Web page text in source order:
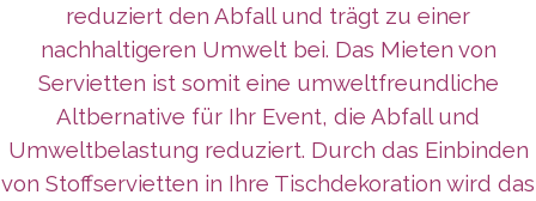
reduziert den Abfall und trägt zu einer
nachhaltigeren Umwelt bei. Das Mieten von
Servietten ist somit eine umweltfreundliche
Altbernative für Ihr Event, die Abfall und
Umweltbelastung reduziert. Durch das Einbinden
von Stoffservietten in Ihre Tischdekoration wird das